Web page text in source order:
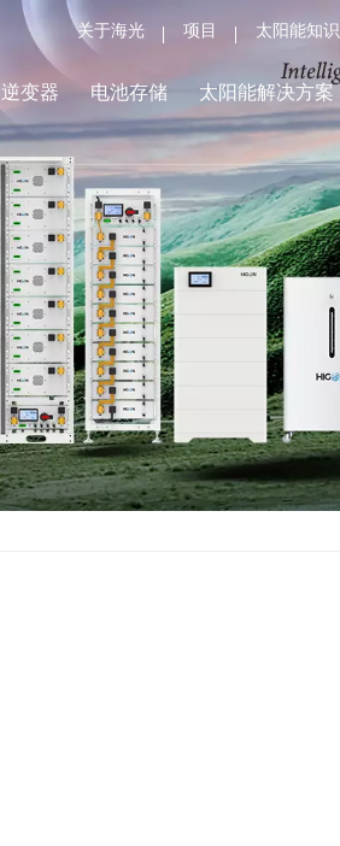
关于海光 项目 太阳能知识
逆变器 电池存储 太阳能解决方案